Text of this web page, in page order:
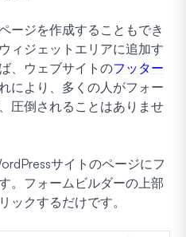
ージを作成することもでき
ィジェットエリアに追加す
、ウェブサイトのフッター
により、多くの人がフォー
圧倒されることはありませ
サイトのページにフ
。フォームビルダーの上部
ックするだけです。